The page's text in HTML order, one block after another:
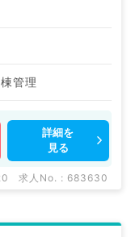
管理
詳細を
見る
求人No. : 683630